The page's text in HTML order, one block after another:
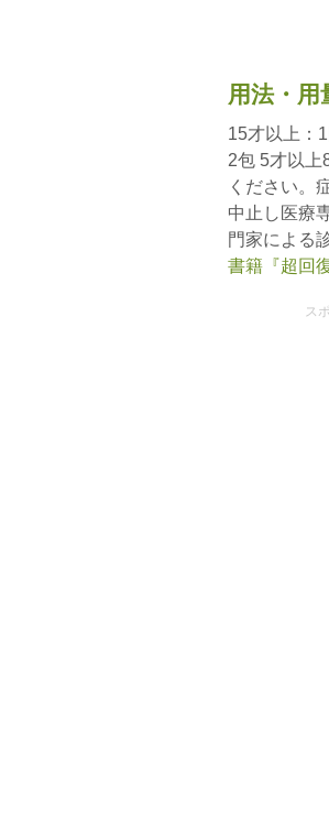
用法・
15才以上：
2包 5才以上
ください。
中止し医療
門家による
書籍『超回
ス